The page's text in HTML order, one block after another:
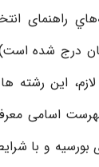
راهنمای
درج شده
اين رشته ها
اسامی
و با